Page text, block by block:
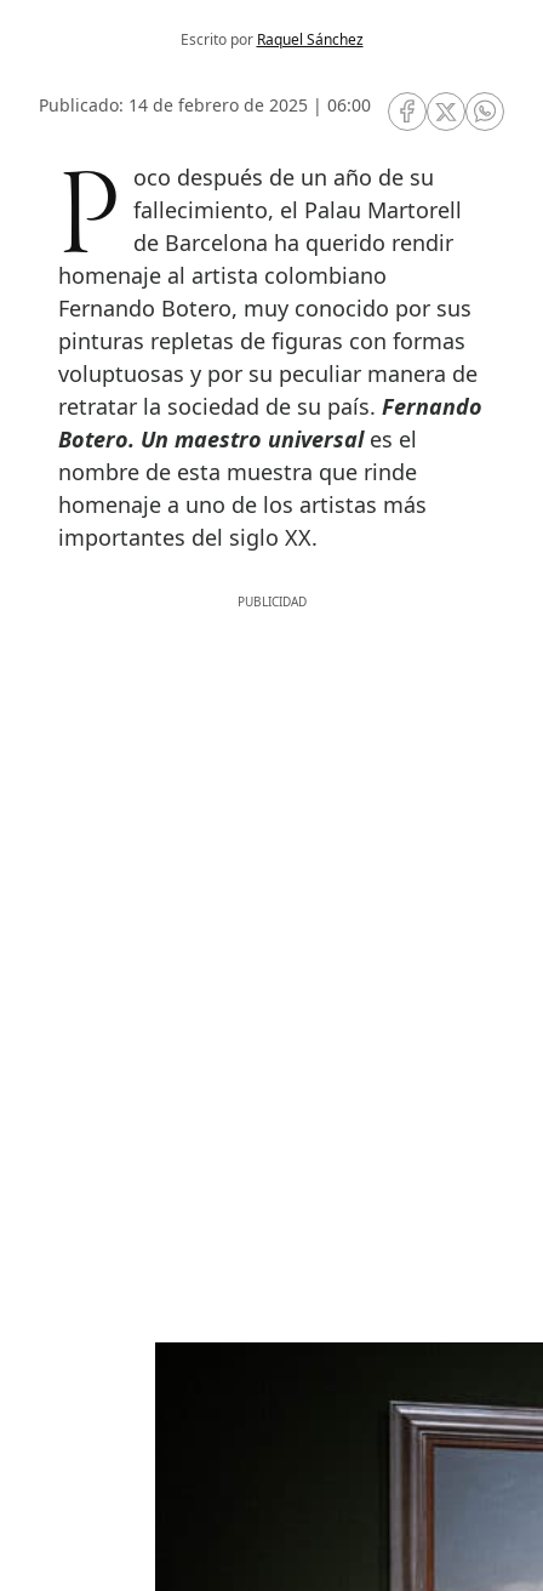
Escrito por Raquel Sánchez
Publicado: 14 de febrero de 2025 | 06:00
RRSS Facebook
RRSSRRSS
Poco después de un año de su
fallecimiento, el Palau Martorell
de Barcelona ha querido rendir
homenaje al artista colombiano
Fernando Botero, muy conocido por sus
pinturas repletas de figuras con formas
voluptuosas y por su peculiar manera de
retratar la sociedad de su país. Fernando
Botero. Un maestro universales el
nombre de esta muestra que rinde
homenaje a uno de los artistas más
importantes del siglo XX.